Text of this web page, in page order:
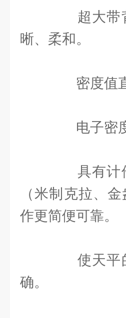
超大带背
晰、柔和。
密度值直
电子密度
具有计件
（米制克拉、
作更简便可靠。
使天平的
确。